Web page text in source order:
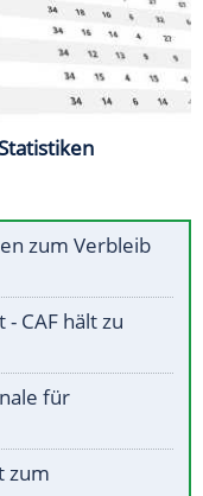
zum Verbleib
- CAF hält zu
für
zum